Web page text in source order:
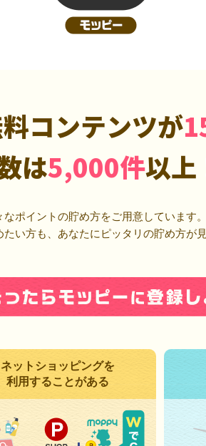
コンテンツが
は5,000件以上
ポイントの貯め方をご用意しています。
い方も、あなたにピッタリの貯め方が見
ネットショッピングを
利用することがある